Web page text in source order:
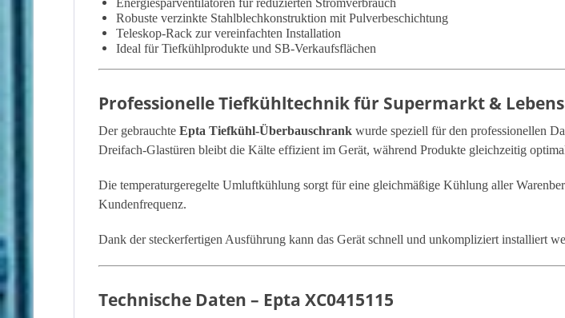
Energiesparventilatoren für reduzierten Stromverbrauch
Robuste verzinkte Stahlblechkonstruktion mit Pulverbeschichtung
Teleskop-Rack zur vereinfachten Installation
Ideal für Tiefkühlprodukte und SB-Verkaufsflächen
Professionelle Tiefkühltechnik für Supermarkt &
Der gebrauchte Epta Tiefkühl-Überbauschrank wurde speziell für den professionellen
Dreifach-Glastüren bleibt die Kälte effizient im Gerät, während Produkte gleichzeitig
Die temperaturgeregelte Umluftkühlung sorgt für eine gleichmäßige Kühlung aller
Kundenfrequenz.
Dank der steckerfertigen Ausführung kann das Gerät schnell und unkompliziert installiert
Technische Daten – Epta XC0415115